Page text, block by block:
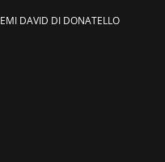
DAVID DI DONATELLO